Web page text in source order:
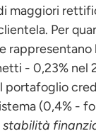
maggiori
Per
- 0,23% nel
portafoglio
(0,4% -
stabilità